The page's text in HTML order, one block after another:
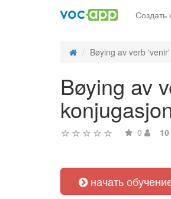
Создать
Bøying av verb
Bøying av
0
начать